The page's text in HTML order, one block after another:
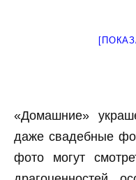
«Домашние»
даже свадебные
фото могут